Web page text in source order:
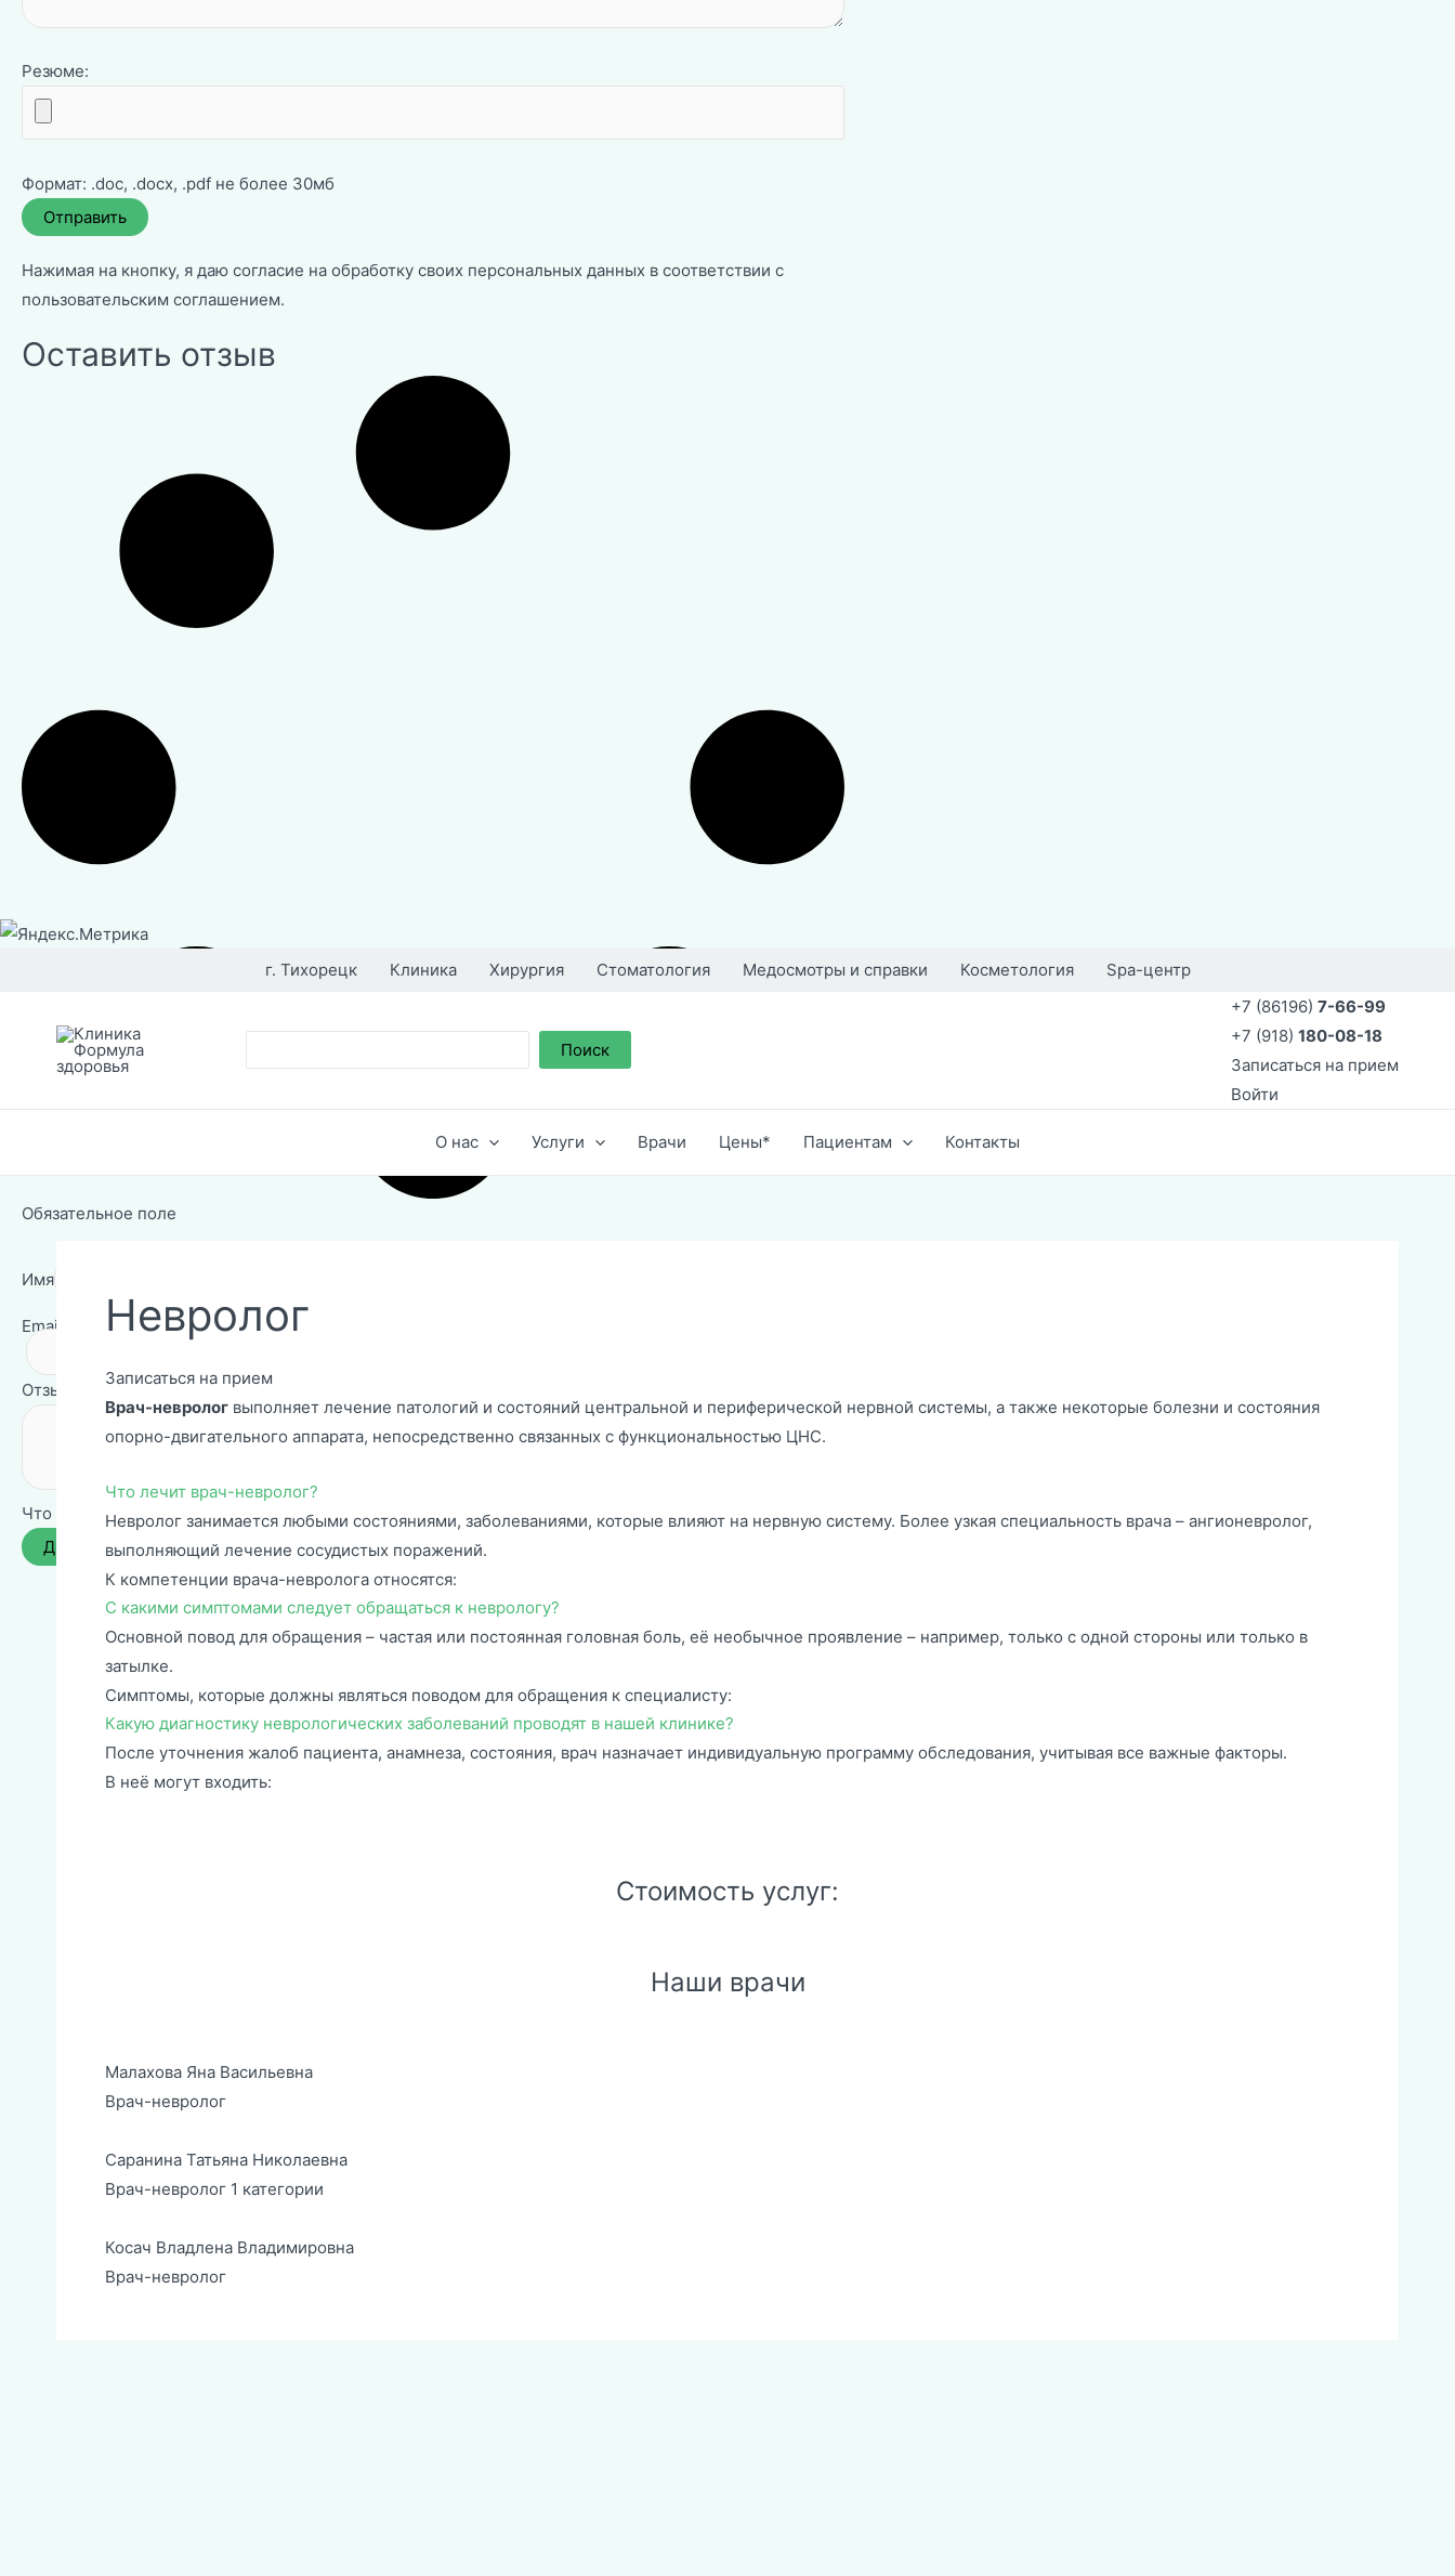
Резюме:
Формат: .doc, .docx, .pdf не более 30мб
Нажимая на кнопку, я даю согласие на обработку своих персональных данных в соответствии с
пользовательским соглашением.
Оставить отзыв
Обязательное поле
Имя
Email
Отзыв
Что вы о нас думаете?
Перейти
г. Тихорецк Клиника Хирургия Стоматология Медосмотры и справки Косметология Spa-центр
Поиск
+7 (86196) 7-66-99
+7 (918) 180-08-18
Записаться на прием
Войти
О нас Услуги Врачи Цены* Пациентам Контакты
Невролог
Записаться на прием
Врач-невролог выполняет лечение патологий и состояний центральной и периферической нервной системы, а также некоторые болезни и состояния
опорно-двигательного аппарата, непосредственно связанных с функциональностью ЦНС.
Что лечит врач-невролог?
Невролог занимается любыми состояниями, заболеваниями, которые влияют на нервную систему. Более узкая специальность врача – ангионевролог,
выполняющий лечение сосудистых поражений.
К компетенции врача-невролога относятся:
С какими симптомами следует обращаться к неврологу?
Основной повод для обращения – частая или постоянная головная боль, её необычное проявление – например, только с одной стороны или только в
затылке.
Симптомы, которые должны являться поводом для обращения к специалисту:
Какую диагностику неврологических заболеваний проводят в нашей клинике?
После уточнения жалоб пациента, анамнеза, состояния, врач назначает индивидуальную программу обследования, учитывая все важные факторы.
В неё могут входить:
Стоимость услуг:
Наши врачи
Малахова Яна Васильевна
Врач-невролог
Саранина Татьяна Николаевна
Врач-невролог 1 категории
Косач Владлена Владимировна
Врач-невролог